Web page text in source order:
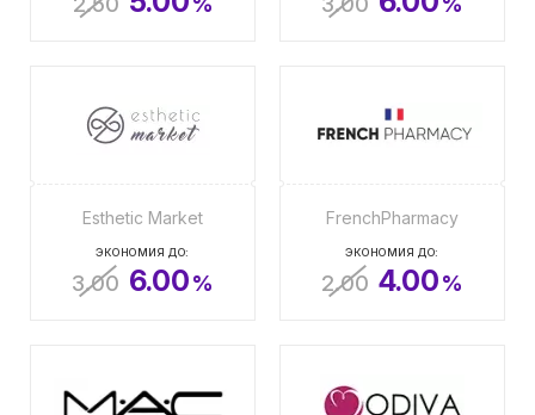
Esthetic Market
ЭКОНОМИЯ ДО:
3.00 6.00%
FrenchPharmacy
ЭКОНОМИЯ ДО:
2.00 4.00%